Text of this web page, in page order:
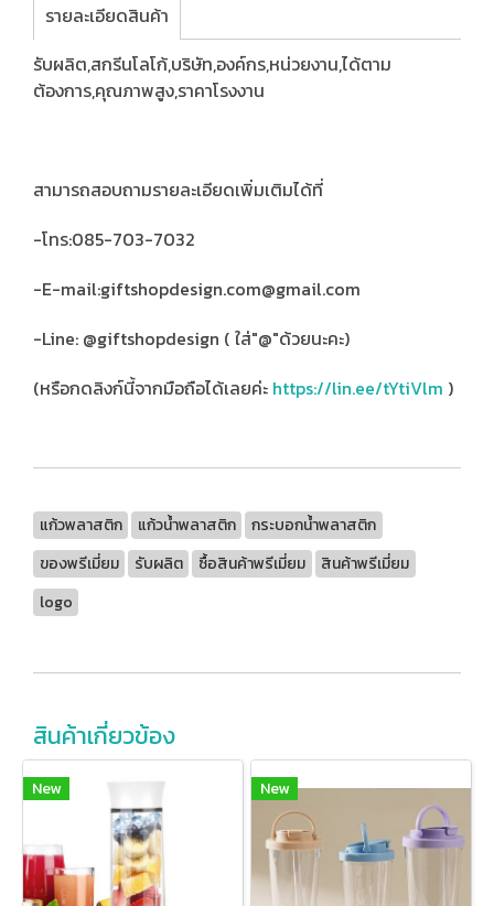
รายละเอียดสินค้า
รับผลิต,สกรีนโลโก้,บริษัท,องค์กร,หน่วยงาน,ได้ตาม
ต้องการ,คุณภาพสูง,ราคาโรงงาน
สามารถสอบถามรายละเอียดเพิ่มเติมได้ที่
-โทร:085-703-7032
-E-mail:giftshopdesign.com@gmail.com
-Line: @giftshopdesign ( ใส่"@"ด้วยนะคะ)
(หรือกดลิงก์นี้จากมือถือได้เลยค่ะ https://lin.ee/tYtiVlm )
แก้วพลาสติก แก้วน้ำพลาสติก
กระบอกน้ำพลาสติก
ของพรีเมี่ยม
รับผลิต ซื้อสินค้าพรีเมี่ยม
สินค้าพรีเมี่ยม
logo
สินค้าเกี่ยวข้อง
New New